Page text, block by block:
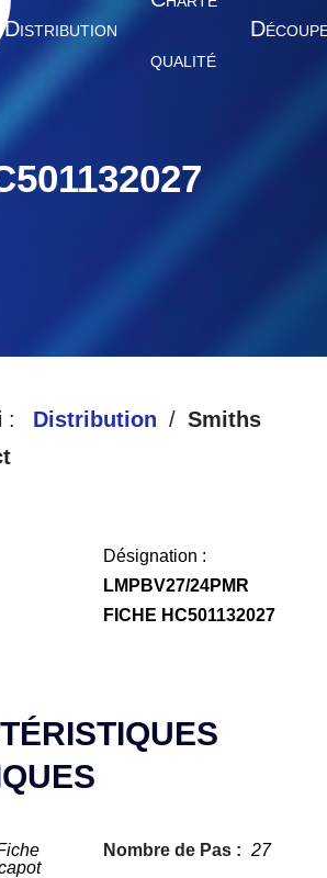
DISTRIBUTION
QUALITÉ
D
: Distribution
Smiths
Désignation :
LMPBV27/24PMR
FICHE HC501132027
Nombre de Pas : 27